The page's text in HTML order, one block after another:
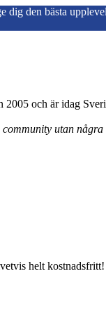
dig den bästa
2005 och är idag
utan
helt kostnadsfritt!